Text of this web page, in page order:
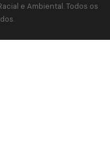
e Ambiental. Todos os